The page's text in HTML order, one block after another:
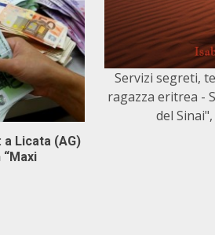
a Licata (AG)
Servizi segreti,
ragazza eritrea -
del